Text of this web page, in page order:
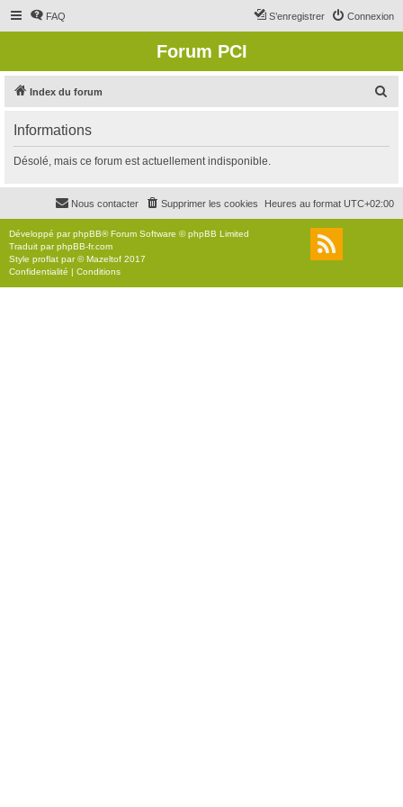
FAQ Connexion
S’enregistrer
Forum PCI
Index du forum
r
c
r
Informations
Désolé, mais ce forum est actuellement indisponible.
Heures au format UTC+02:00
Supprimer les cookies
Nous contacter
Développé parphpBB® Forum Software © phpBB Limited
Traduit parphpBB-fr.com
Style proflat par ©Mazeltof 2017
Confidentialité | Conditions